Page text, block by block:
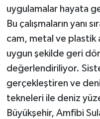
uygulamalar hayata
Bu çalışmaların yanı
cam, metal ve plastik
uygun şekilde geri
değerlendiriliyor.
gerçekleştiren ve
tekneleri ile deniz
Büyükşehir, Amfibi